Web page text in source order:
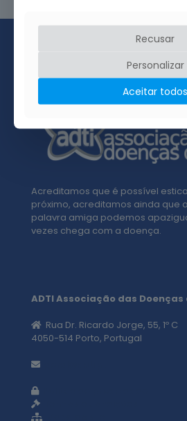
Acreditamos que é possível
próximo, acreditamos ainda que
palavra amiga podemos
vezes chega com a doença.
ADTI Associação das
Rua Dr. Ricardo Jorge, 55, 1º C
4050-514 Porto, Portugal
Recusar
Personalizar
Aceitar todos